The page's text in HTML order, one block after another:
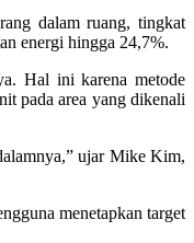
dalam ruang, tingkat
energi hingga 24,7%.
Hal ini karena metode
pada area yang dikenali
ujar Mike Kim,
menetapkan target